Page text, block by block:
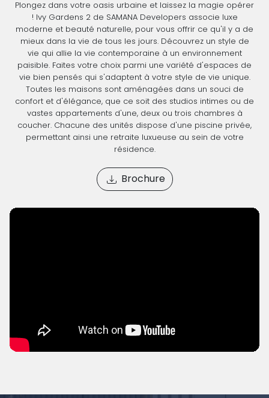
Plongez dans votre oasis urbaine et laissez la magie opérer
! Ivy Gardens 2 de SAMANA Developers associe luxe
moderne et beauté naturelle, pour vous offrir ce qu'il y a de
mieux dans la vie de tous les jours. Découvrez un style de
vie qui allie la vie contemporaine à un environnement
paisible. Faites votre choix parmi une variété d'espaces de
vie bien pensés qui s'adaptent à votre style de vie unique.
Toutes les maisons sont aménagées dans un souci de
confort et d'élégance, que ce soit des studios intimes ou de
vastes appartements d'une, deux ou trois chambres à
coucher. Chacune des unités dispose d'une piscine privée,
permettant ainsi une retraite luxueuse au sein de votre
résidence.
Brochure